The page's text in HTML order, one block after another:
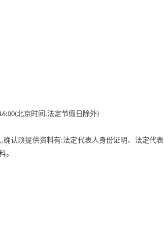
北京时间 ,法定节假日除外)
,确认须提供资料有:法定代表人身份证明、法定代
。